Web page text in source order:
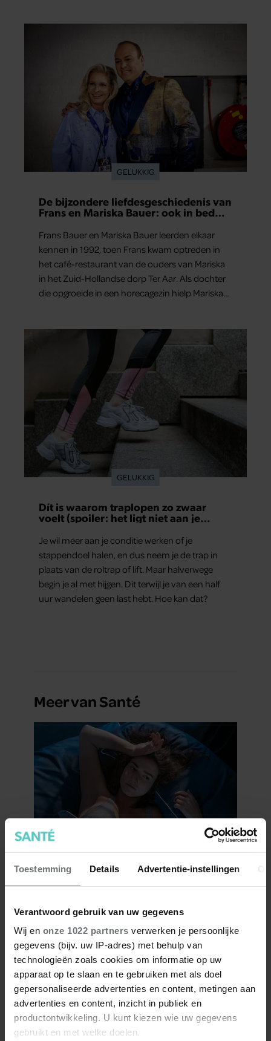
Toestemming Details Advertentie-instellingen
Verantwoord gebruik van uw gegevens
Wij en onze 1022 partners verwerken je persoonlijke
gegevens (bijv. uw IP-adres) met behulp van
technologieën zoals cookies om informatie op uw
apparaat op te slaan en te gebruiken met als doel
gepersonaliseerde advertenties en content, metingen aan
advertenties en content, inzicht in publiek en
productontwikkeling. U kunt kiezen wie uw gegevens
gebruikt en met welke doelen.
GELUKKIG
De bijzondere liefdesgeschiedenis van
Frans en Mariska Bauer: ook in bed
Frans Bauer en Mariska Bauer leerden elkaar
kennen in 1992, toen Frans kwam optreden in
het café-restaurant van de ouders van Mariska
in het Zuid-Hollandse dorp Ter Aar. Als dochter
die opgroeide in een horecagezin hielp Mariska
GELUKKIG
Dít is waarom traplopen zo zwaar
voelt (spoiler: het ligt niet aan je
Je wil meer aan je conditie werken of je
stappendoel halen, en dus neem je de trap in
plaats van de roltrap of lift. Maar halverwege
begin je al met hijgen. Dit terwijl je van een half
uur wandelen geen last hebt. Hoe kan dat?
Meer van Santé
iets aan te doen